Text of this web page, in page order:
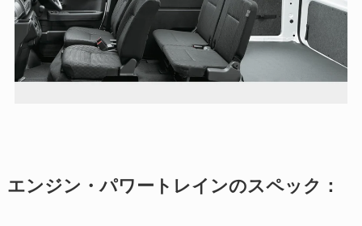
エンジン・パワートレインのスペック：